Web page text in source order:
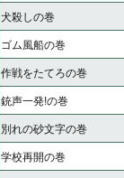
犬殺しの巻
ゴム風船の巻
作戦をたてろの巻
銃声一発!の巻
別れの砂文字の巻
学校再開の巻